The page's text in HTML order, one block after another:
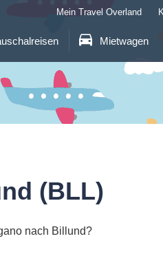
Mietwagen
Mein Travel Overland
(BLL)
nach Billund?